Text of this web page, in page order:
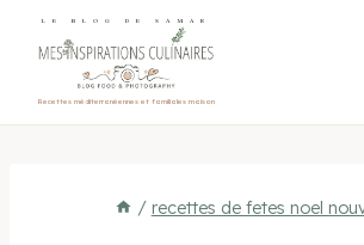
LE BLOG DE SAMAR
Recettes méditerranéennes et familiales maison
/ recettes de fetes noel